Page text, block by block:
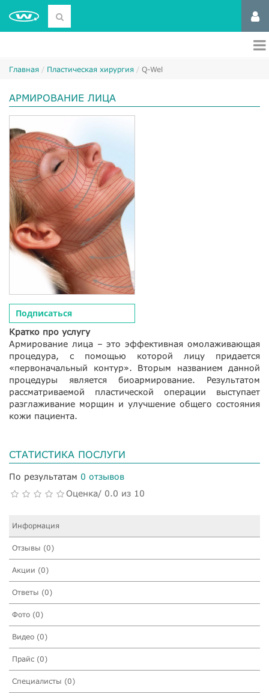
Главная Пластическая хирургия Q-Wel
АРМИРОВАНИЕ ЛИЦА
Подписаться
Кратко про услугу
Армирование лица – это эффективная омолаживающая
процедура, с помощью которой лицу придается
«первоначальный контур». Вторым названием данной
процедуры является биоармирование. Результатом
рассматриваемой пластической операции выступает
разглаживание морщин и улучшение общего состояния
кожи пациента.
СТАТИСТИКА ПОСЛУГИ
По результатам 0 отзывов
Оценка/ 0.0 из 10
Информация
Отзывы (0)
Акции (0)
Ответы (0)
Фото (0)
Видео (0)
Прайс (0)
Специалисты (0)